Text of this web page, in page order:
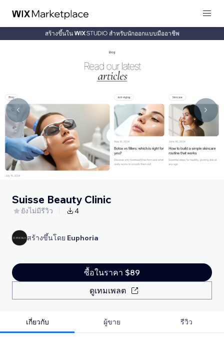
สร้างขึ้นใน สำหรับนักออกแบบมืออาชีพ
Suisse Beauty Clinic
ยังไม่มีรีวิว 4
สร้างขึ้นโดย Euphoria
ซื้อในราคา $89
ดูเทมเพลต
เกี่ยวกับ ผู้ขาย รีวิว